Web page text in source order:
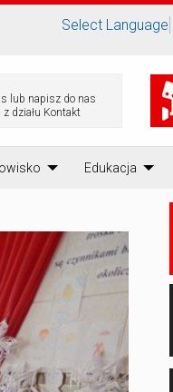
Select Language
lub napisz do nas
działu Kontakt
Edukacja